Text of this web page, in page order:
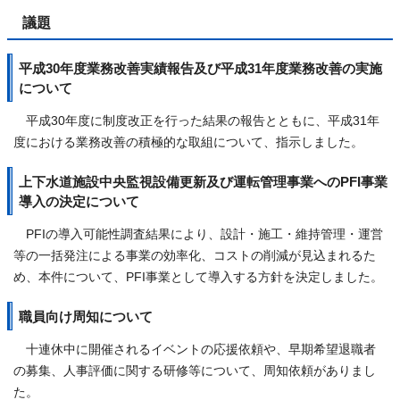
議題
平成30年度業務改善実績報告及び平成31年度業務改善の実施
について
平成30年度に制度改正を行った結果の報告とともに、平成31年
度における業務改善の積極的な取組について、指示しました。
上下水道施設中央監視設備更新及び運転管理事業へのPFI事業
導入の決定について
PFIの導入可能性調査結果により、設計・施工・維持管理・運営
等の一括発注による事業の効率化、コストの削減が見込まれるた
め、本件について、PFI事業として導入する方針を決定しました。
職員向け周知について
十連休中に開催されるイベントの応援依頼や、早期希望退職者
の募集、人事評価に関する研修等について、周知依頼がありまし
た。